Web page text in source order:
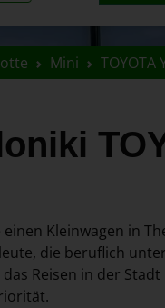
Mini TOYOTA
einen Kleinwagen in
die beruflich
Reisen in der